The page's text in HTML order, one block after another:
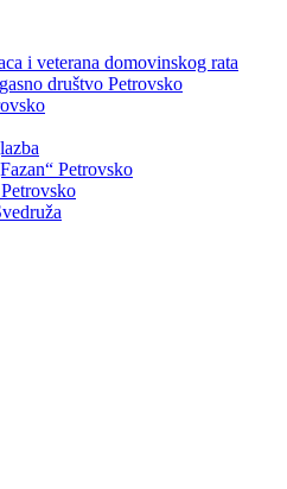
i veterana domovinskog rata
društvo Petrovsko
Petrovsko